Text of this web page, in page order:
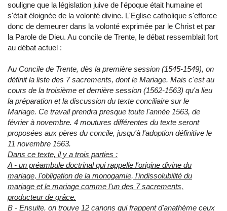
souligne que la législation juive de l'époque était humaine et
s'était éloignée de la volonté divine. L'Eglise catholique s'efforce
donc de demeurer dans la volonté exprimée par le Christ et par
la Parole de Dieu. Au concile de Trente, le débat ressemblait fort
au débat actuel :
Au Concile de Trente, dès la première session (1545-1549), on
définit la liste des 7 sacrements, dont le Mariage. Mais c'est au
cours de la troisième et dernière session (1562-1563) qu'a lieu
la préparation et la discussion du texte conciliaire sur le
Mariage. Ce travail prendra presque toute l'année 1563, de
février à novembre. 4 moutures différentes du texte seront
proposées aux pères du concile, jusqu'à l'adoption définitive le
11 novembre 1563.
Dans ce texte, il y a trois parties :
A - un préambule doctrinal qui rappelle l'origine divine du
mariage, l'obligation de la monogamie, l'indissolubilité du
mariage et le mariage comme l'un des 7 sacrements,
producteur de grâce.
B - Ensuite, on trouve 12 canons qui frappent d'anathème ceux